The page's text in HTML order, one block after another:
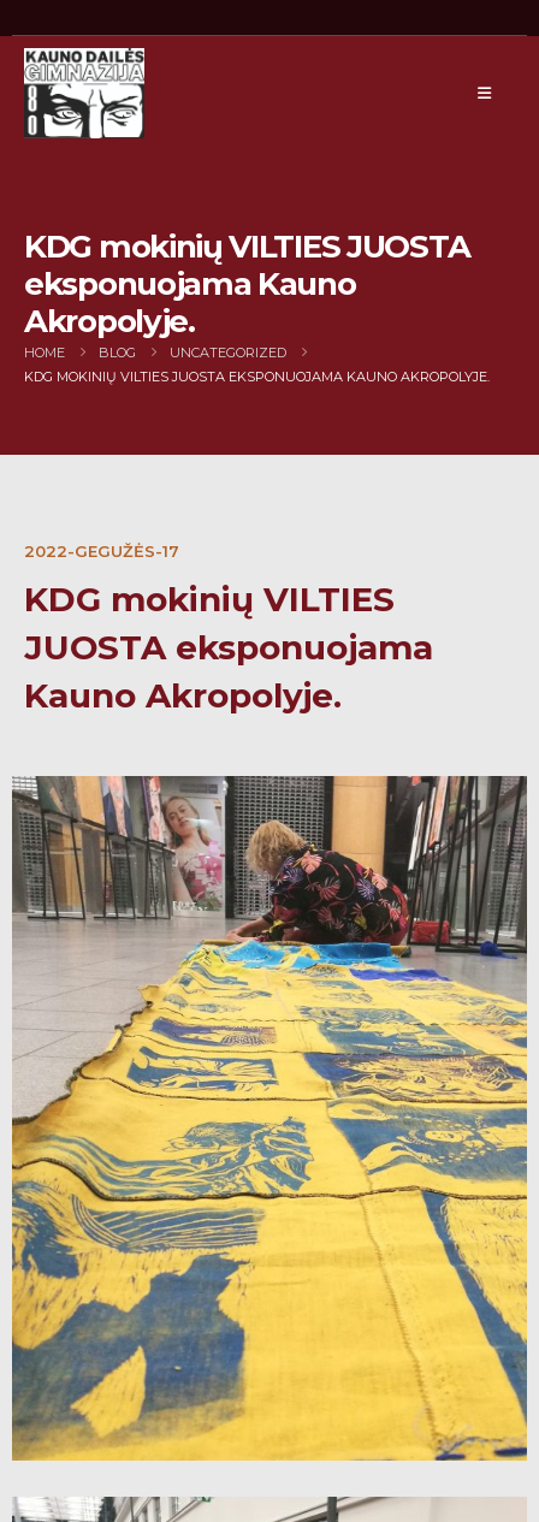
KDG mokinių VILTIES JUOSTA
eksponuojama Kauno
Akropolyje.
HOME BLOG
UNCATEGORIZED
KDG MOKINIŲ VILTIES JUOSTA EKSPONUOJAMA KAUNO AKROPOLYJE.
2022-GEGUŽĖS-17
KDG mokinių VILTIES
JUOSTA eksponuojama
Kauno Akropolyje.